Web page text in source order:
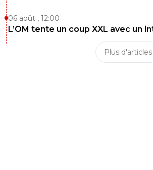
06 août , 12:00
L’OM tente un coup XXL avec un
Plus d'articles